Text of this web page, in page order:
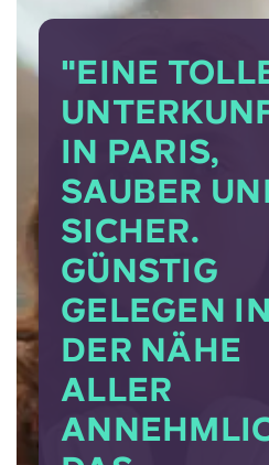
"EINE
IN PARIS,
SAUBER
SICHER.
GÜNSTIG
GELEGEN IN
DER NÄHE
ALLER